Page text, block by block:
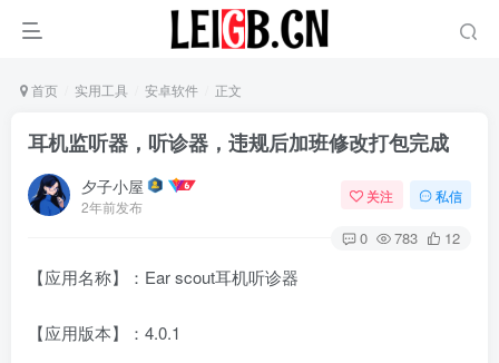
首页 实用工具 安卓软件 正文
耳机监听器，听诊器，违规后加班修改打包完成
夕子小屋
2年前发布
关注 私信
0 783 12
【应用名称】：Ear scout耳机听诊器
【应用版本】：4.0.1